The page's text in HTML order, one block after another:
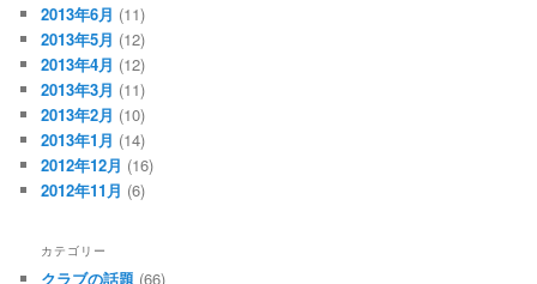
2013年6月 (11)
2013年5月 (12)
2013年4月 (12)
2013年3月 (11)
2013年2月 (10)
2013年1月 (14)
2012年12月 (16)
2012年11月 (6)
カテゴリー
クラブの話題 (66)